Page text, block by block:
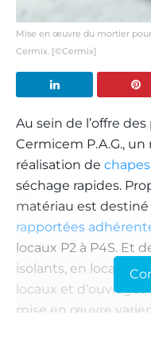
Mise en œuvre du mortier
Cermix. [©Cermix]
Au sein de l’offre
Cermicem P.A.G.,
réalisation de
séchage rapides.
matériau est destiné
rapportées
locaux P2 à P4S. Et
isolants, en locaux
locaux et
mise en œuvre